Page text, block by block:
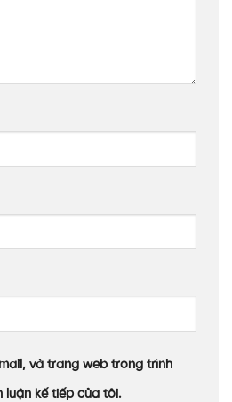
và trang web trong trình
luận kế tiếp của tôi.